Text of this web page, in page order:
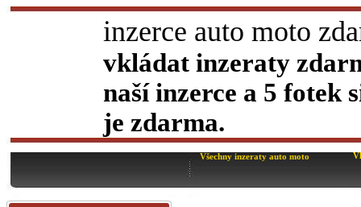
inzerce auto moto
vkládat inzeraty
naší inzerce a 5 fotek
je zdarma.
Všechny inzeraty auto moto